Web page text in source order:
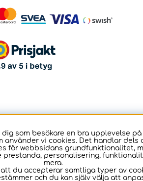
dig som besökare en bra upplevelse på
använder vi cookies. Det handlar dels
för webbsidans grundfunktionalitet,
prestanda, personalisering,
mera.
du accepterar samtliga typer av
och du kan själv välja att